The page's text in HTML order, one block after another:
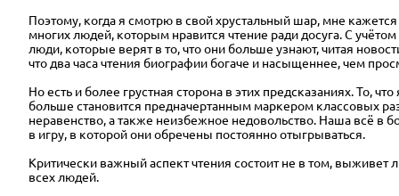
Поэтому, когда я смотрю в свой хрустальный шар, мне
многих людей, которым нравится чтение ради досуга. С
люди, которые верят в то, что они больше узнают, читая
что два часа чтения биографии богаче и насыщеннее, чем
Но есть и более грустная сторона в этих предсказаниях. То,
больше становится предначертанным маркером классовых
неравенство, а также неизбежное недовольство. Наша всё в
в игру, в которой они обречены постоянно отыгрываться.
Критически важный аспект чтения состоит не в том,
всех людей.